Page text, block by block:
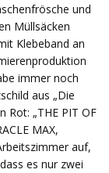
und
Müllsäcken
Klebeband an
immer noch
aus „Die
Rot: „THE PIT OF
MAX,
auf,
es nur zwei